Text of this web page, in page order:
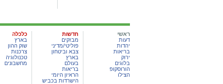
ראשי
דעות
יהדות
בריאות
ירוק
בלוגים
הורוסקופ
הצילו
חדשות
מבזקים
פוליטי/מדיני
צבא וביטחון
בארץ
בעולם
בריאות
הראיון היומי
הישרדות בכביש
כלכלה
בארץ
שוק ההון
צרכנות
טכנולוגיה
מחשבונים